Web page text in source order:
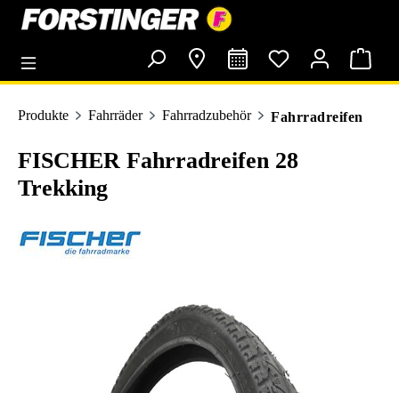
springen
Produkte Fahrräder Fahrradzubehör Fahrradreifen
FISCHER Fahrradreifen 28
Trekking